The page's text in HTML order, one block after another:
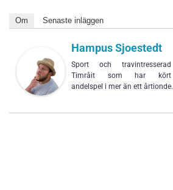
Om Senaste inläggen
Hampus Sjoestedt
Sport och travintresserad
Timråit som har kört
andelspel i mer än ett årtionde.